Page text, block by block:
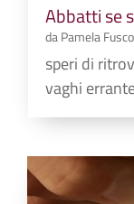
Abbatti se
daPamela Fusco
speri di
vaghi